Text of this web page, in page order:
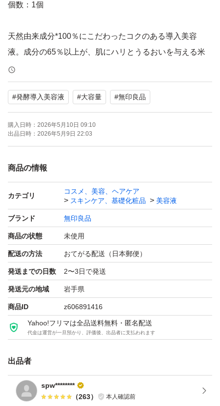
個数：1個
天然由来成分*100％にこだわったコクのある導入美容
液。成分の65％以上が、肌にハリとうるおいを与える米
ぬか発酵液です。化粧水の前に使用し、保湿成分が角質層
まで浸透しやすいなめらかな肌に整えます。無香料/無着
色/無鉱物油/弱酸性/パラベンフリー/アルコールフリー/フ
ェノキシエタノールフリー/アレルギーテスト済み(すべて
の方にアレルギーが起きないわけではありません)/スティ
ンギングテスト済み（すべての方にアレルギーや皮ふ刺激
が起きないわけではありません)*天然成分を化学的に反応
#発酵導入美容液 #大容量 #無印良品
購入日時： 2026年5月10日 09:10
出品日時： 2026年5月9日 22:03
商品の情報
カテゴリ
コスメ、美容、ヘアケア
スキンケア、基礎化粧品
美容液
ブランド 無印良品
商品の状態 未使用
配送の方法 おてがる配送（日本郵便）
発送までの日数 2〜3日で発送
発送元の地域 岩手県
商品ID z606891416
Yahoo!フリマは全品送料無料・匿名配送
代金は運営が一旦預かり、評価後、出品者に支払われます
出品者
spw********
（263） 本人確認前